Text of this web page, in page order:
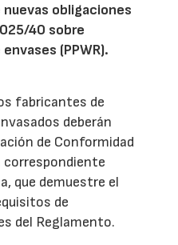
obligaciones
40 sobre
(PPWR).
fabricantes de
deberán
de Conformidad
correspondiente
que demuestre el
de
del Reglamento.